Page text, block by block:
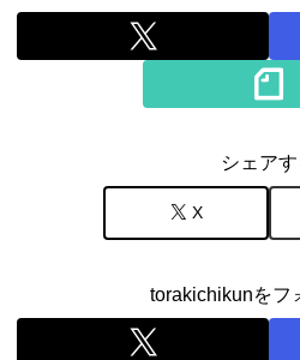
シェアす
X
torakichikunをフ